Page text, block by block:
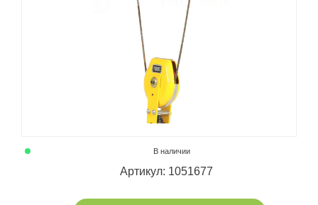
В наличии
Артикул: 1051677